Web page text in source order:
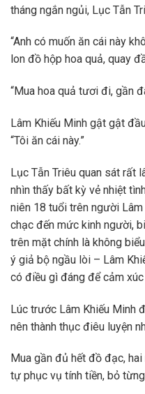
tháng ngắn ngủi, Lục Tẫn
“Anh có muốn ăn cái này
lon đồ hộp hoa quả, quay
“Mua hoa quả tươi đi, gần
Lâm Khiếu Minh gật gật
“Tôi ăn cái này.”
Lục Tẫn Triêu quan sát rất
nhìn thấy bất kỳ vẻ nhiệt
niên 18 tuổi trên người
chạc đến mức kinh người,
trên mặt chính là không
ý giả bộ ngầu lòi – Lâm
có điều gì đáng để cảm
Lúc trước Lâm Khiếu Minh
nên thành thục điêu luyện
Mua gần đủ hết đồ đạc,
tự phục vụ tính tiền, bỏ